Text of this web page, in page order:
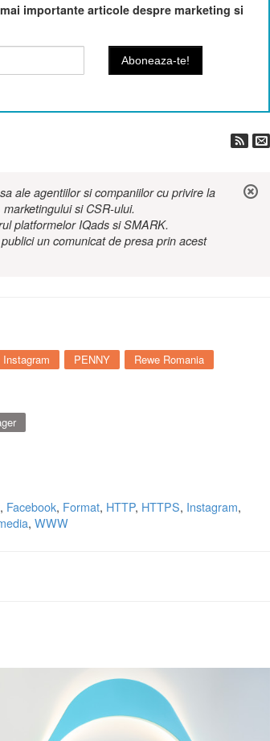
importante articole despre marketing si
ale agentiilor si companiilor cu privire la
si CSR-ului.
platformelor IQads si SMARK.
un comunicat de presa prin acest
Instagram PENNY Rewe Romania
, Facebook, Format, HTTP, HTTPS, Instagram,
, WWW